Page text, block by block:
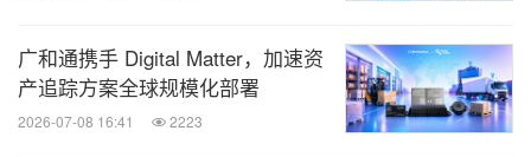
广和通携手 Digital Matter，加速资
产追踪方案全球规模化部署
2026-07-08 16:41 2223